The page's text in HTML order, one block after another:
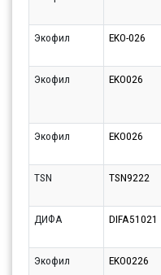
Экофил
EKO-026
Экофил
EKO026
Экофил
EKO026
TSN TSN9222
ДИФА
DIFA51021
Экофил EKO0226